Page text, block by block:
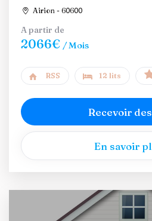
Airion - 60600
A partir de
2066€ / Mois
RSS 12 lits
Recevoir
En savoir